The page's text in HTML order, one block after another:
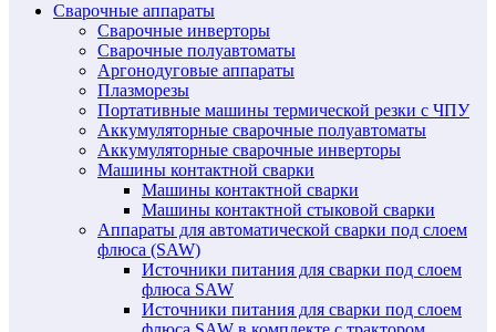
Сварочные аппараты
Сварочные инверторы
Сварочные полуавтоматы
Аргонодуговые аппараты
Плазморезы
Портативные машины термической резки с ЧПУ
Аккумуляторные сварочные полуавтоматы
Аккумуляторные сварочные инверторы
Машины контактной сварки
Машины контактной сварки
Машины контактной стыковой сварки
Аппараты для автоматической сварки под слоем
флюса (SAW)
Источники питания для сварки под слоем
флюса SAW
Источники питания для сварки под слоем